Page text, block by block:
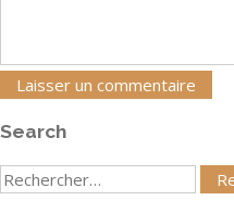
Search
Rechercher
: